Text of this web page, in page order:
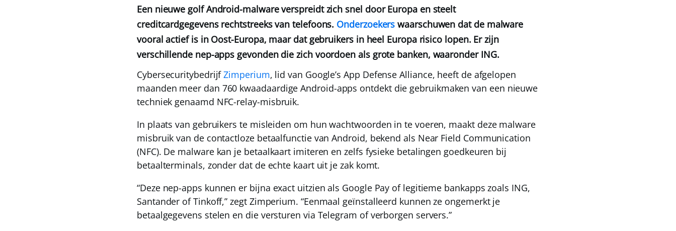
Een nieuwe golf Android-malware verspreidt zich snel door Europa en steelt
creditcardgegevens rechtstreeks van telefoons. Onderzoekers waarschuwen dat de malware
vooral actief is in Oost-Europa, maar dat gebruikers in heel Europa risico lopen. Er zijn
verschillende nep-apps gevonden die zich voordoen als grote banken, waaronder ING.
CybersecuritybedrijfZimperium, lid van Google’s App Defense Alliance, heeft de afgelopen
maanden meer dan 760 kwaadaardige Android-apps ontdekt die gebruikmaken van een nieuwe
techniek genaamd NFC-relay-misbruik.
In plaats van gebruikers te misleiden om hun wachtwoorden in te voeren, maakt deze malware
misbruik van de contactloze betaalfunctie van Android, bekend als Near Field Communication
(NFC). De malware kan je betaalkaart imiteren en zelfs fysieke betalingen goedkeuren bij
betaalterminals, zonder dat de echte kaart uit je zak komt.
“Deze nep-apps kunnen er bijna exact uitzien als Google Pay of legitieme bankapps zoals ING,
Santander of Tinkoff,” zegt Zimperium. “Eenmaal geïnstalleerd kunnen ze ongemerkt je
betaalgegevens stelen en die versturen via Telegram of verborgen servers.”